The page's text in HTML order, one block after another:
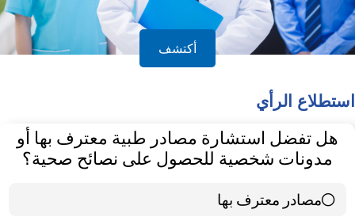
استطلاع الرأي
هل تفضل استشارة مصادر طبية معترف بها أو